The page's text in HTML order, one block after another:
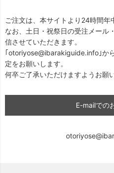
ご注文は、本サイトより24時間年
なお、土日・祝祭日の受注メール
信させていただきます。
｢otoriyose@ibarakiguide.info｣か
定をお願いします。
何卒ご了承いただけますようお願
E-mailでの